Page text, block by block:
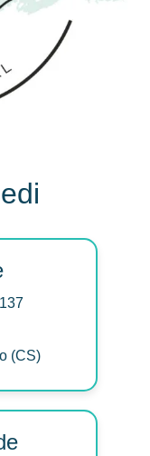
(CS)